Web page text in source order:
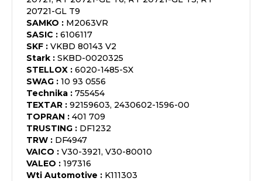
20721-GL T9
SAMKO : M2063VR
SASIC : 6106117
SKF : VKBD 80143 V2
Stark : SKBD-0020325
STELLOX : 6020-1485-SX
SWAG : 10 93 0556
Technika : 755454
TEXTAR : 92159603, 2430602-1596-00
TOPRAN : 401 709
TRUSTING : DF1232
TRW : DF4947
VAICO : V30-3921, V30-80010
VALEO : 197316
Wti Automotive : K111303